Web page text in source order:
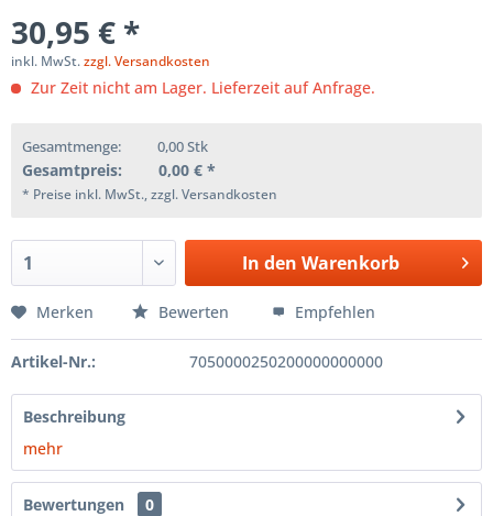
30,95 € *
inkl. MwSt.zzgl. Versandkosten
Zur Zeit nicht am Lager. Lieferzeit auf Anfrage.
Gesamtmenge: 0,00Stk
Gesamtpreis: 0,00 € *
* Preise inkl. MwSt., zzgl. Versandkosten
In den Warenkorb
Merken Bewerten Empfehlen
Artikel-Nr.: 7050000250200000000000
Beschreibung
mehr
Bewertungen
0